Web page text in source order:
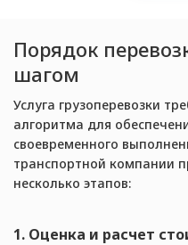
Порядок
шагом
Услуга грузоперевозки
алгоритма для
своевременного
транспортной компании
несколько этапов:
1. Оценка и расчет